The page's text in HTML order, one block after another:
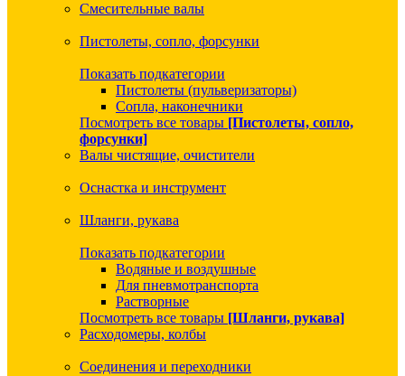
Смесительные валы
Пистолеты, сопло, форсунки
Показать подкатегории
Пистолеты (пульверизаторы)
Сопла, наконечники
Посмотреть все товары [Пистолеты, сопло,
форсунки]
Валы чистящие, очистители
Оснастка и инструмент
Шланги, рукава
Показать подкатегории
Водяные и воздушные
Для пневмотранспорта
Растворные
Посмотреть все товары [Шланги, рукава]
Расходомеры, колбы
Соединения и переходники